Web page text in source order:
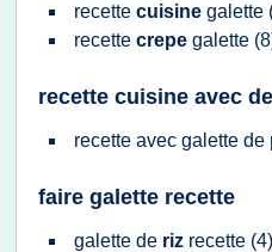
recette cuisine galette
recette crepe galette
recette cuisine avec
recette avec galette de
faire galette recette
galette de riz recette (4)